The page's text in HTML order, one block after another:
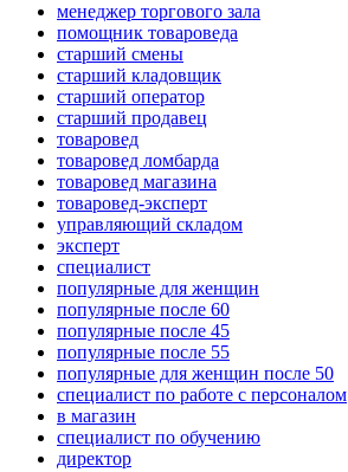
менеджер торгового зала
помощник товароведа
старший смены
старший кладовщик
старший оператор
старший продавец
товаровед
товаровед ломбарда
товаровед магазина
товаровед-эксперт
управляющий складом
эксперт
специалист
популярные для женщин
популярные после 60
популярные после 45
популярные после 55
популярные для женщин после 50
специалист по работе с персоналом
в магазин
специалист по обучению
директор